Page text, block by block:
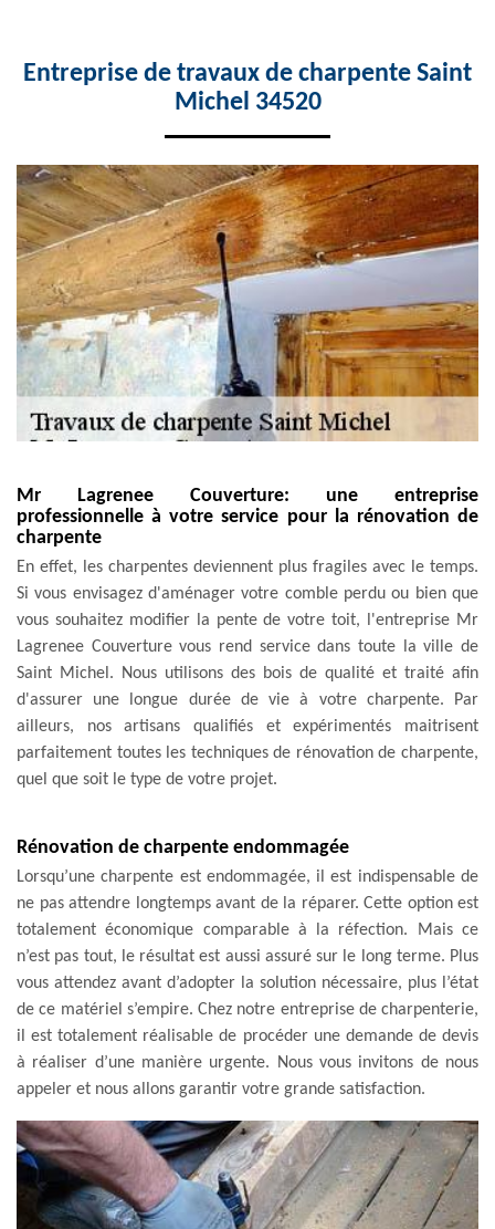
Entreprise de travaux de charpente Saint
Michel 34520
Mr Lagrenee Couverture: une entreprise
professionnelle à votre service pour la rénovation de
charpente
En effet, les charpentes deviennent plus fragiles avec le temps.
Si vous envisagez d'aménager votre comble perdu ou bien que
vous souhaitez modifier la pente de votre toit, l'entreprise Mr
Lagrenee Couverture vous rend service dans toute la ville de
Saint Michel. Nous utilisons des bois de qualité et traité afin
d'assurer une longue durée de vie à votre charpente. Par
ailleurs, nos artisans qualifiés et expérimentés maitrisent
parfaitement toutes les techniques de rénovation de charpente,
quel que soit le type de votre projet.
Rénovation de charpente endommagée
Lorsqu’une charpente est endommagée, il est indispensable de
ne pas attendre longtemps avant de la réparer. Cette option est
totalement économique comparable à la réfection. Mais ce
n’est pas tout, le résultat est aussi assuré sur le long terme. Plus
vous attendez avant d’adopter la solution nécessaire, plus l’état
de ce matériel s’empire. Chez notre entreprise de charpenterie,
il est totalement réalisable de procéder une demande de devis
à réaliser d’une manière urgente. Nous vous invitons de nous
appeler et nous allons garantir votre grande satisfaction.